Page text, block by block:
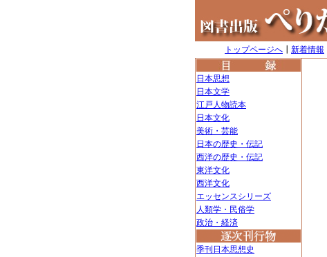
トップページへ 新着情報
日本思想
日本文学
江戸人物読本
日本文化
美術・芸能
日本の歴史・伝記
西洋の歴史・伝記
東洋文化
西洋文化
エッセンスシリーズ
人類学・民俗学
政治・経済
季刊日本思想史